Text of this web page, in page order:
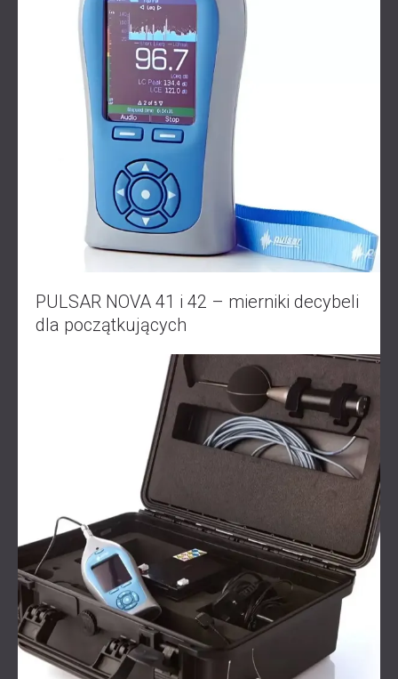
PULSAR NOVA 41 i 42 – mierniki decybeli
dla początkujących